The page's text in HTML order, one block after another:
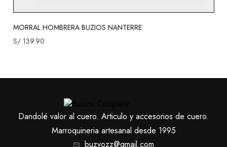
MORRAL HOMBRERA BUZIOS NANTERRE
S/ 139.90
Dandolé valor al cuero. Articulo y accesorios de cuero.
Marroquineria artesanal desde 1995
buzyozz@gmail.com